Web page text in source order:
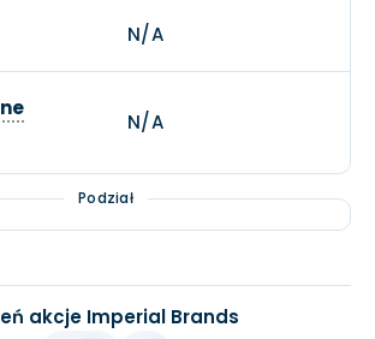
N/A
N/A
Podział
akcje Imperial Brands